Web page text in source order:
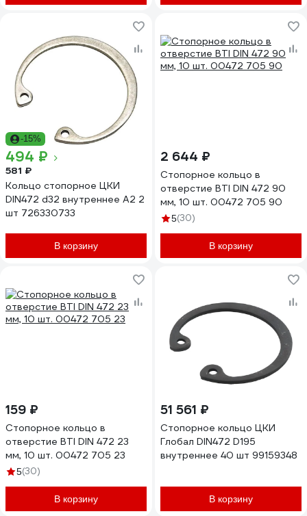
-15%
494 ₽
581 ₽
Кольцо стопорное ЦКИ
DIN472 d32 внутреннее A2 2
шт 726330733
В корзину
2 644 ₽
Стопорное кольцо в
отверстие BTI DIN 472 90
мм, 10 шт. 00472 705 90
5(30)
В корзину
159 ₽
Стопорное кольцо в
отверстие BTI DIN 472 23
мм, 10 шт. 00472 705 23
5(30)
В корзину
51 561 ₽
Стопорное кольцо ЦКИ
Глобал DIN472 D195
внутреннее 40 шт 99159348
В корзину